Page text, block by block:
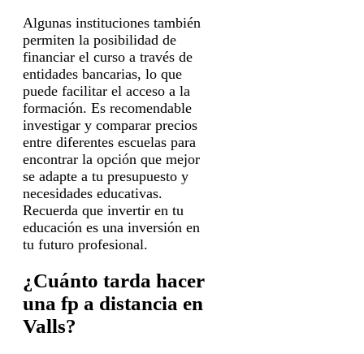
Algunas instituciones también
permiten la posibilidad de
financiar el curso a través de
entidades bancarias, lo que
puede facilitar el acceso a la
formación. Es recomendable
investigar y comparar precios
entre diferentes escuelas para
encontrar la opción que mejor
se adapte a tu presupuesto y
necesidades educativas.
Recuerda que invertir en tu
educación es una inversión en
tu futuro profesional.
¿Cuánto tarda hacer
una fp a distancia en
Valls?